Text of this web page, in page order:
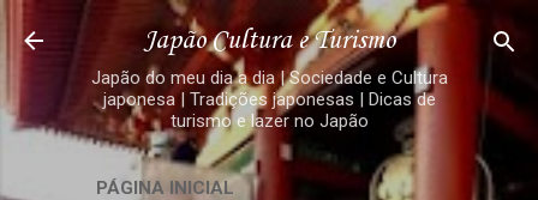
Pular para o conteúdo principal
Japão Cultura e Turismo
Japão do meu dia a dia | Sociedade e Cultura
japonesa | Tradições japonesas | Dicas de
turismo e lazer no Japão
PÁGINA INICIAL